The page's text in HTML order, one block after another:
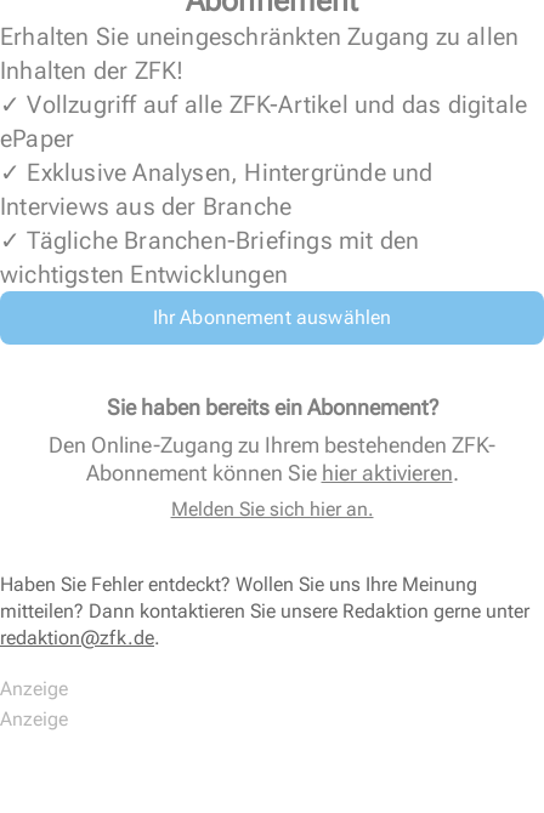
Erhalten Sie uneingeschränkten Zugang zu allen
Inhalten der ZFK!
✓ Vollzugriff auf alle ZFK-Artikel und das digitale
ePaper
✓ Exklusive Analysen, Hintergründe und
Interviews aus der Branche
✓ Tägliche Branchen-Briefings mit den
wichtigsten Entwicklungen
Ihr Abonnement auswählen
Sie haben bereits ein Abonnement?
Den Online-Zugang zu Ihrem bestehenden ZFK-
Abonnement können Sie hier aktivieren.
Melden Sie sich hier an.
Haben Sie Fehler entdeckt? Wollen Sie uns Ihre Meinung
mitteilen? Dann kontaktieren Sie unsere Redaktion gerne unter
redaktion@zfk.de.